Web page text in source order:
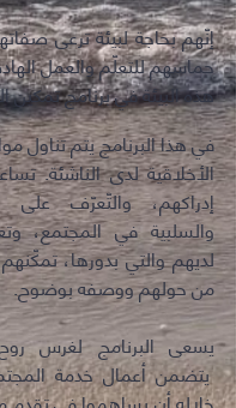
إنّهم بحاجة لبيئة ترعى
حماسهم للتعلّم والعمل
هذه البيئة في برنامج تمكين
في هذا البرنامج يتم تناول
الأخلاقية لدى الناشئة.
إدراكهم، والتّعرّف على
والسلبية في المجتمع،
لديهم والتي بدورها،
من حولهم ووصفه بوضوح.
يسعى البرنامج لغرس
يتضمن أعمال خدمة